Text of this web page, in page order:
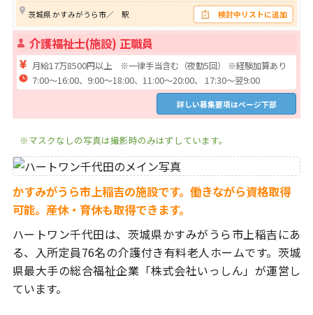
茨城県 かすみがうら市／ 駅 検討中リストに追加
介護福祉士(施設) 正職員
月給17万8500円以上 ※一律手当含む（夜勤5回） ※経験加算あり
7:00～16:00、9:00～18:00、11:00～20:00、 17:30～翌9:00
詳しい募集要項はページ下部
※マスクなしの写真は撮影時のみはずしています。
かすみがうら市上稲吉の施設です。働きながら資格取得
可能。産休・育休も取得できます。
ハートワン千代田は、茨城県かすみがうら市上稲吉にあ
る、
入所定員76名の介護付き有料老人ホームです。茨城
県最大手の総合福祉企業「株式会社いっしん」が運営し
ています。